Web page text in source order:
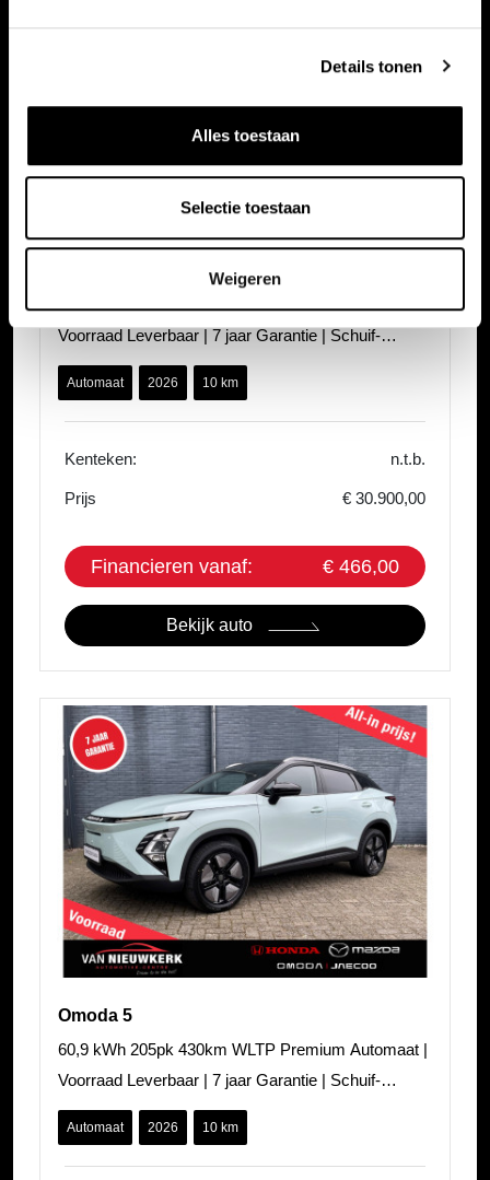
Details tonen
Alles toestaan
Selectie toestaan
Weigeren
60,9 kWh 205pk 430km WLTP Premium Automaat |
Voorraad Leverbaar | 7 jaar Garantie | Schuif-
kanteldak | SONY Audio | Adaptieve Cr
Automaat 2026 10 km
Kenteken: n.t.b.
Prijs € 30.900,00
Financieren vanaf: € 466,00
Bekijk auto
Omoda 5
60,9 kWh 205pk 430km WLTP Premium Automaat |
Voorraad Leverbaar | 7 jaar Garantie | Schuif-
kanteldak | SONY Audio | Adaptieve Cr
Automaat 2026 10 km